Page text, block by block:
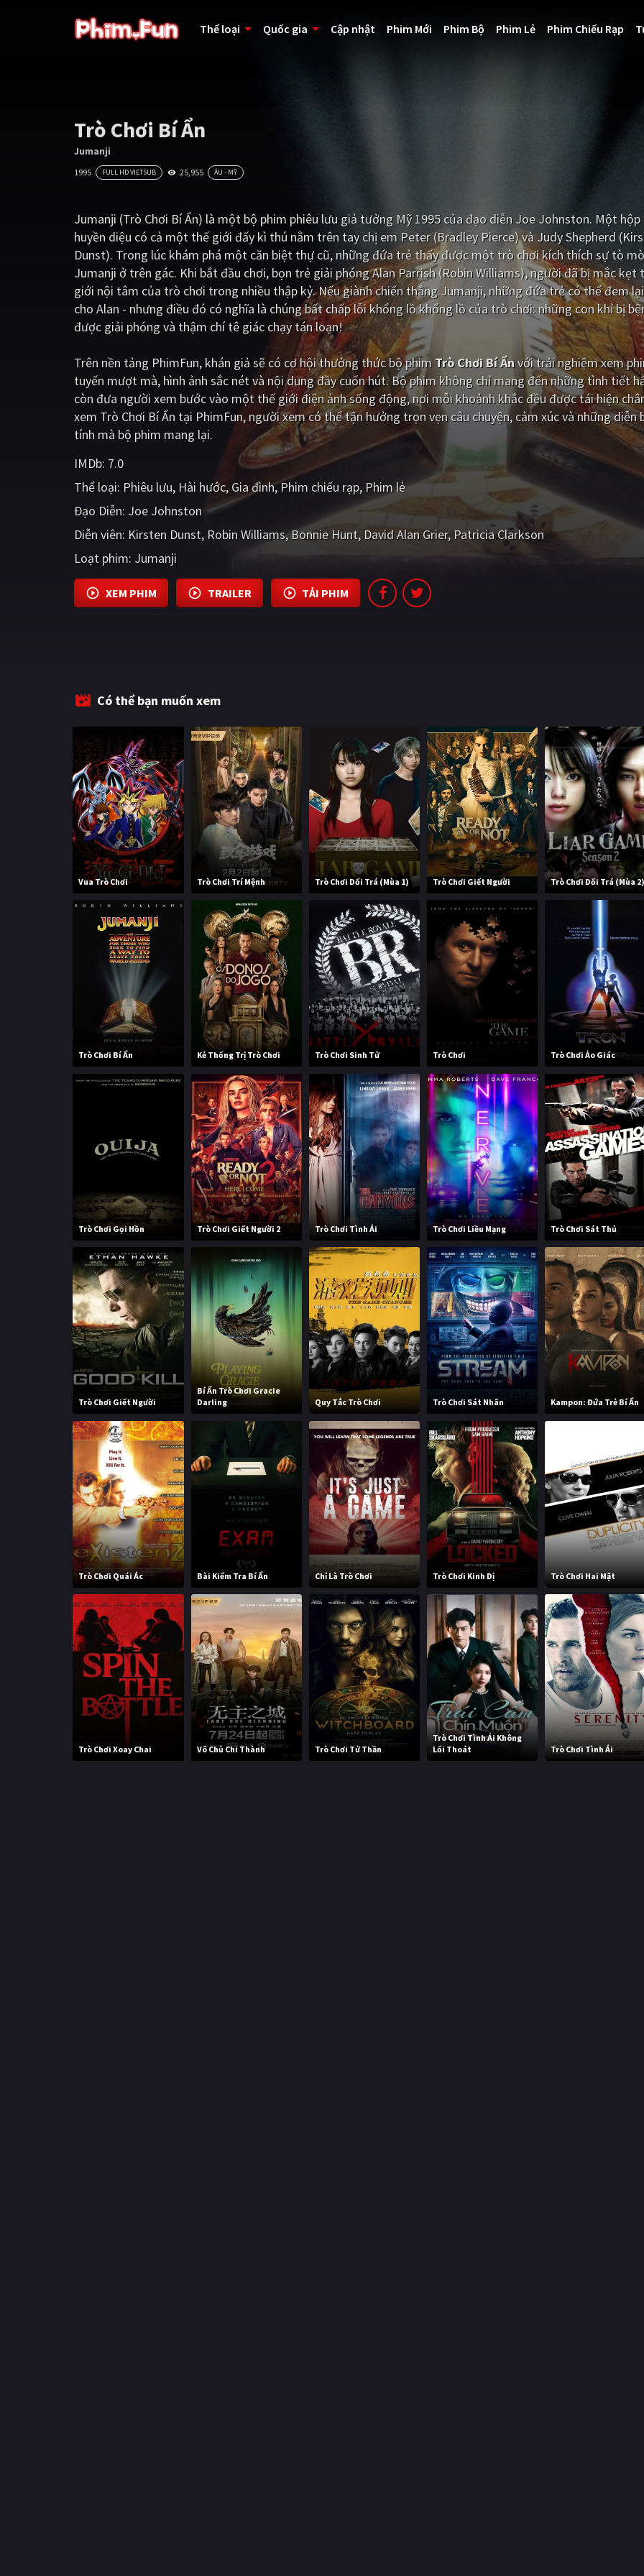
Thể loại Quốc gia Cập nhật Phim Mới Phim Bộ Phim Lẻ Phim Chiếu Rạp
Trò Chơi Bí Ẩn
Jumanji
1995 FULL HD VIETSUB 25,955 ÂU - MỸ
Jumanji (Trò Chơi Bí Ẩn) là một bộ phim phiêu lưu giả tưởng Mỹ 1995 của đạo diễn Joe Johnston. Một
huyền diệu có cả một thế giới đấy kì thú nằm trên tay chị em Peter (Bradley Pierce) và Judy Shepherd
Dunst). Trong lúc khám phá một căn biệt thự cũ, những đứa trẻ thấy được một trò chơi kích thích sự tò
Jumanji ở trên gác. Khi bắt đầu chơi, bọn trẻ giải phóng Alan Parrish (Robin Williams), người đã bị mắc kẹt
giới nội tâm của trò chơi trong nhiều thập kỷ. Nếu giành chiến thắng Jumanji, những đứa trẻ có thể đem
cho Alan - nhưng điều đó có nghĩa là chúng bất chấp lỗi khổng lồ khổng lồ của trò chơi: những con khỉ bị
được giải phóng và thậm chí tê giác chạy tán loạn!
Trên nền tảng PhimFun, khán giả sẽ có cơ hội thưởng thức bộ phim Trò Chơi Bí Ẩnvới trải nghiệm xem
tuyến mượt mà, hình ảnh sắc nét và nội dung đầy cuốn hút. Bộ phim không chỉ mang đến những tình tiết
còn đưa người xem bước vào một thế giới điện ảnh sống động, nơi mỗi khoảnh khắc đều được tái hiện
xem Trò Chơi Bí Ẩn tại PhimFun, người xem có thể tận hưởng trọn vẹn câu chuyện, cảm xúc và những diễn
tính mà bộ phim mang lại.
IMDb: 7.0
Thể loại: Phiêu lưu Hài hước Gia đình Phim chiếu rạp Phim lẻ
Đạo Diễn: Joe Johnston
Diễn viên: Kirsten Dunst Robin Williams Bonnie Hunt David Alan Grier Patricia Clarkson
Loạt phim: Jumanji
XEM PHIM TRAILER TẢI PHIM
Có thể bạn muốn xem
Vua Trò Chơi Trò Chơi Trí Mệnh Trò Chơi Dối Trá (Mùa 1) Trò Chơi Giết Người Trò Chơi Dối Trá (Mùa 2)
Trò Chơi Bí Ẩn Kẻ Thống Trị Trò Chơi Trò Chơi Sinh Tử Trò Chơi Trò Chơi Ảo Giác
Trò Chơi Gọi Hồn Trò Chơi Giết Người 2 Trò Chơi Tình Ái Trò Chơi Liều Mạng Trò Chơi Sát Thủ
Trò Chơi Giết Người
Bí Ẩn Trò Chơi Gracie
Darling
Quy Tắc Trò Chơi Trò Chơi Sát Nhân Kampon: Đứa Trẻ Bí Ẩn
Trò Chơi Quái Ác Bài Kiểm Tra Bí Ẩn Chỉ Là Trò Chơi Trò Chơi Kinh Dị Trò Chơi Hai Mặt
Trò Chơi Xoay Chai Vô Chủ Chi Thành Trò Chơi Tử Thần
Trò Chơi Tình Ái Không
Lối Thoát
Trò Chơi Tình Ái